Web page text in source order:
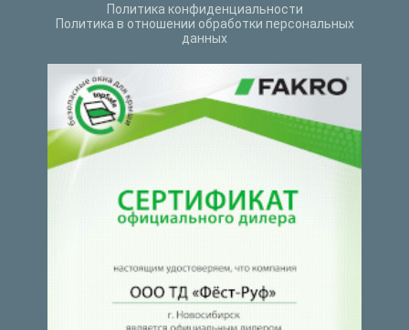
Политика конфиденциальности
Политика в отношении обработки персональных
данных